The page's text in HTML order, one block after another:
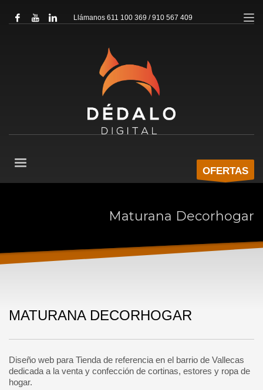
Llámanos 611 100 369 / 910 567 409
OFERTAS
Maturana Decorhogar
MATURANA DECORHOGAR
Diseño web para Tienda de referencia en el barrio de Vallecas
dedicada a la venta y confección de cortinas, estores y ropa de
hogar.